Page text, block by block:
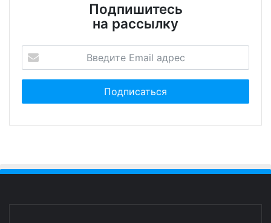
Подпишитесь
на рассылку